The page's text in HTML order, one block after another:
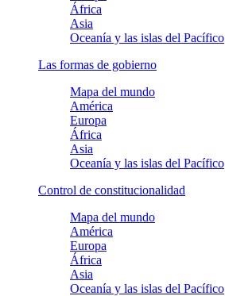
África
Asia
Oceanía y las islas del Pacífico
Las formas de gobierno
Mapa del mundo
América
Europa
África
Asia
Oceanía y las islas del Pacífico
Control de constitucionalidad
Mapa del mundo
América
Europa
África
Asia
Oceanía y las islas del Pacífico